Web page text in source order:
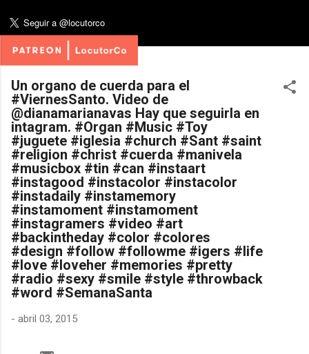
Un organo de cuerda para el
#ViernesSanto. Video de
@dianamarianavas Hay que seguirla en
intagram. #Organ #Music #Toy
#juguete #iglesia #church #Sant #saint
#religion #christ #cuerda #manivela
#musicbox #tin #can #instaart
#instagood #instacolor #instacolor
#instadaily #instamemory
#instamoment #instamoment
#instagramers #video #art
#backintheday #color #colores
#design #follow #followme #igers #life
#love #loveher #memories #pretty
#radio #sexy #smile #style #throwback
#word #SemanaSanta
- abril 03, 2015